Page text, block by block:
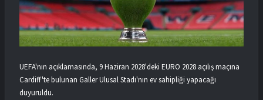
UEFA'nın açıklamasında, 9 Haziran 2028'deki EURO 2028 açılış maçına
Cardiff'te bulunan Galler Ulusal Stadı'nın ev sahipliği yapacağı
duyuruldu.